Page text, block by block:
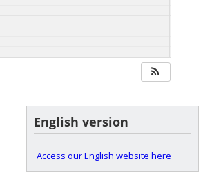
English version
Access our English website here